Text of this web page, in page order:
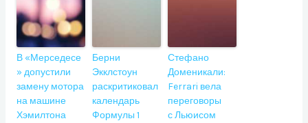
В «Мерседесе
» допустили
замену мотора
на машине
Хэмилтона
Берни
Экклстоун
раскритиковал
календарь
Формулы 1
Стефано
Доменикали:
Ferrari вела
переговоры
с Льюисом